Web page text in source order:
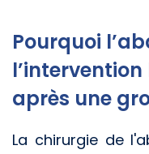
Pourquoi
après une
La chirurgie de